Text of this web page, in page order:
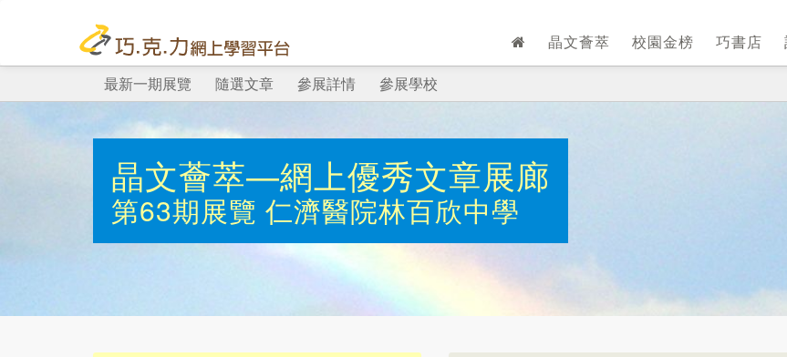
晶文薈萃 校園金榜 巧書店
最新一期展覽 隨選文章 參展詳情 參展學校
晶文薈萃—網上優秀文章展廊
第63期展覽 仁濟醫院林百欣中學